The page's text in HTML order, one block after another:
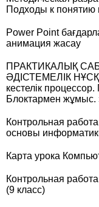
Подходы к понятию
Power Point
анимация жасау
ПРАКТИКАЛЫҚ
ӘДІСТЕМЕЛІК
кестелік
Блоктармен жұмыс.
Контрольная
основы
Карта урока
Контрольная
(9 класс)